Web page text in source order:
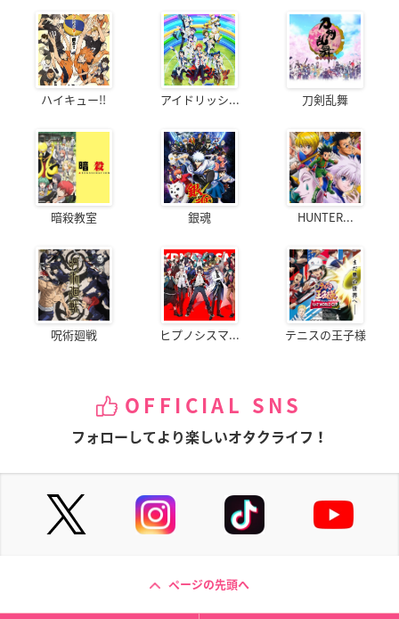
ハイキュー!! アイドリッシ... 刀剣乱舞
暗殺教室 銀魂 HUNTER...
呪術廻戦 ヒプノシスマ... テニスの王子様
OFFICIAL SNS
フォローしてより楽しいオタクライフ！
ページの先頭へ